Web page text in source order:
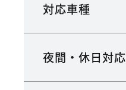
対応車種
夜間・休日対応